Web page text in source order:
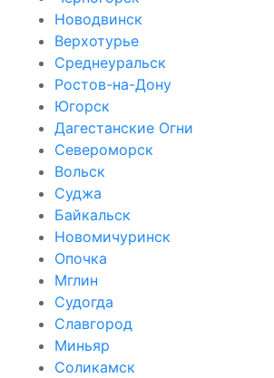
Новодвинск
Верхотурье
Среднеуральск
Ростов-на-Дону
Югорск
Дагестанские Огни
Североморск
Вольск
Суджа
Байкальск
Новомичуринск
Опочка
Мглин
Судогда
Славгород
Миньяр
Соликамск